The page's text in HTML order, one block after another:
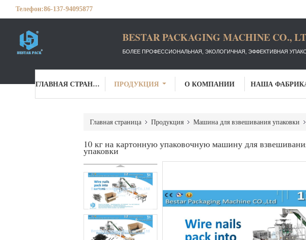
Телефон:86-137-94095877
BESTAR PACKAGING MACHINE CO.,
БОЛЕЕ ПРОФЕССИОНАЛЬНАЯ, ЭКОЛОГИЧНАЯ, ЭФФЕКТИВНАЯ
ГЛАВНАЯ СТРАНИЦА ПРОДУКЦИЯ О КОМПАНИИ НАША
Главная страница Продукция Машина для взвешивания упаковки
10 кг на картонную упаковочную машину для
упаковки